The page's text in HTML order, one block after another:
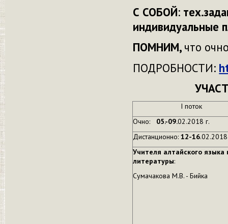
С СОБОЙ:
индивидуальные
ПОМНИМ, что
ПОДРОБНОСТИ:
I поток
Очно: 05.-09.02.2018 г.
Дистанционно: 12-16.02.2018
Учителя алтайского языка
литературы:
Сумачакова М.В. - Бийка